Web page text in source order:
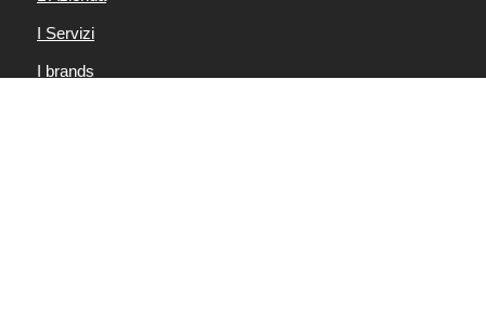
I Servizi
I brands